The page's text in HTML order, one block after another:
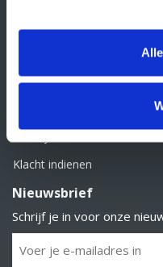
Retourbeleid
Klacht indienen
Nieuwsbrief
Schrijf je in voor onze